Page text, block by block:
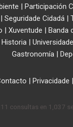
| Participación
| Seguridade Cidadá |
| Xuventude | Banda
Historia| Universidade
Gastronomía |
| Privacidade |
11 consultas en 1,037